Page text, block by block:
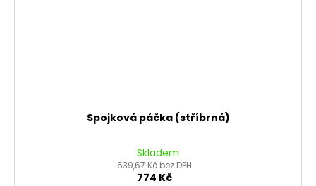
Spojková páčka (stříbrná)
Skladem
639,67 Kč bez DPH
774 Kč